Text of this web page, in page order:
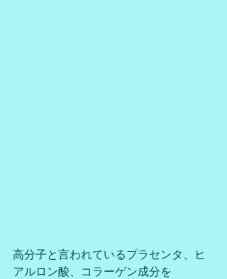
高分子と言われているプラセンタ、ヒ
アルロン酸、コラーゲン成分を